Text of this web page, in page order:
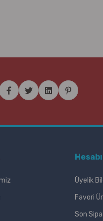
Üyelik
Favori
Son